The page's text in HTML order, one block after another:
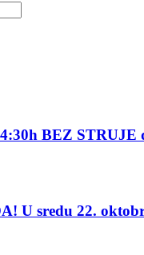
BEZ
U sredu 22.